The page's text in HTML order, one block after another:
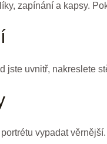
zapínání a kapsy.
jste uvnitř, nakreslete
vypadat